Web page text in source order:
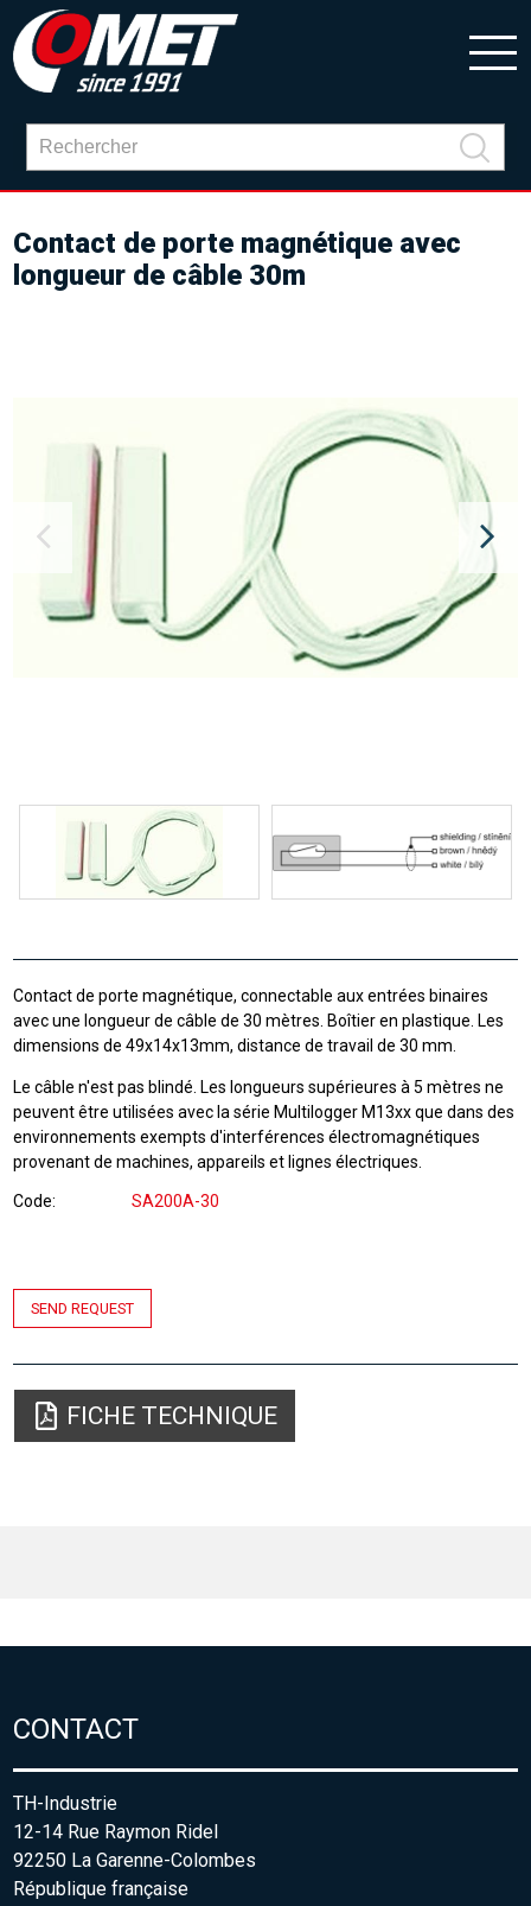
Contact de porte magnétique avec
longueur de câble 30m
Contact de porte magnétique, connectable aux entrées binaires
avec une longueur de câble de 30 mètres. Boîtier en plastique. Les
dimensions de 49x14x13mm, distance de travail de 30 mm.
Le câble n'est pas blindé. Les longueurs supérieures à 5 mètres ne
peuvent être utilisées avec la série Multilogger M13xx que dans des
environnements exempts d'interférences électromagnétiques
provenant de machines, appareils et lignes électriques.
Code SA200A-30
SEND REQUEST
FICHE TECHNIQUE
CONTACT
TH-Industrie
12-14 Rue Raymon Ridel
92250 La Garenne-Colombes
République française